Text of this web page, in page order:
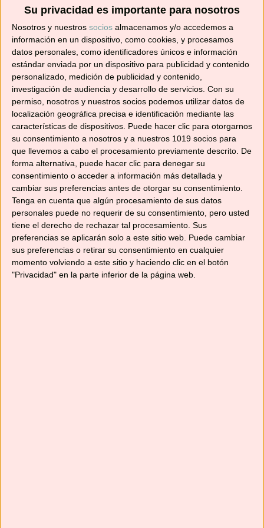
Su privacidad es importante para nosotros
Nosotros y nuestros socios almacenamos y/o accedemos a
información en un dispositivo, como cookies, y procesamos
datos personales, como identificadores únicos e información
estándar enviada por un dispositivo para publicidad y contenido
personalizado, medición de publicidad y contenido,
investigación de audiencia y desarrollo de servicios. Con su
permiso, nosotros y nuestros socios podemos utilizar datos de
localización geográfica precisa e identificación mediante las
características de dispositivos. Puede hacer clic para otorgarnos
su consentimiento a nosotros y a nuestros 1019 socios para
que llevemos a cabo el procesamiento previamente descrito. De
forma alternativa, puede hacer clic para denegar su
consentimiento o acceder a información más detallada y
cambiar sus preferencias antes de otorgar su consentimiento.
Tenga en cuenta que algún procesamiento de sus datos
personales puede no requerir de su consentimiento, pero usted
tiene el derecho de rechazar tal procesamiento. Sus
preferencias se aplicarán solo a este sitio web. Puede cambiar
sus preferencias o retirar su consentimiento en cualquier
momento volviendo a este sitio y haciendo clic en el botón
"Privacidad" en la parte inferior de la página web.
en tu correo.
¡No te pierdas ninguna! 👩‍🍳👨‍🍳
Dirección
de
correo
electrónico
Suscribir
YouTube